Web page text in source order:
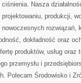
ciśnienia. Nasza
projektowaniu, produkcji,
nowoczesnych rozwiązań,
dokładność oraz
produktów, usług oraz
przemysłu i
Polecam Środowisko i